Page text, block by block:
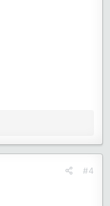
#4